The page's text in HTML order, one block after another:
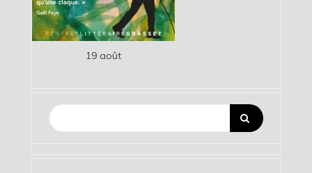
19 août